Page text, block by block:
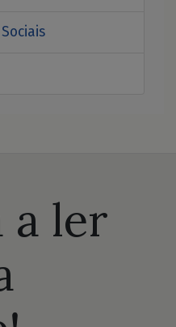
a ler